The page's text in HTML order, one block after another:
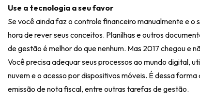
Use a tecnologia a seu favor
Se você ainda faz o controle financeiro manualmente e o
hora de rever seus conceitos. Planilhas e outros
de gestão é melhor do que nenhum. Mas 2017 chegou e
Você precisa adequar seus processos ao mundo digital,
nuvem e o acesso por dispositivos móveis. É dessa
emissão de nota fiscal, entre outras tarefas de gestão.